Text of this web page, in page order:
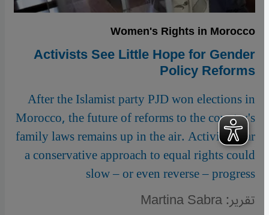
Women's Rights in Morocco
Activists See Little Hope for Gender
Policy Reforms
After the Islamist party PJD won elections in
Morocco, the future of reforms to the country's
family laws remains up in the air. Activists fear
a conservative approach to equal rights could
slow – or even reverse – progress
تقرير: Martina Sabra